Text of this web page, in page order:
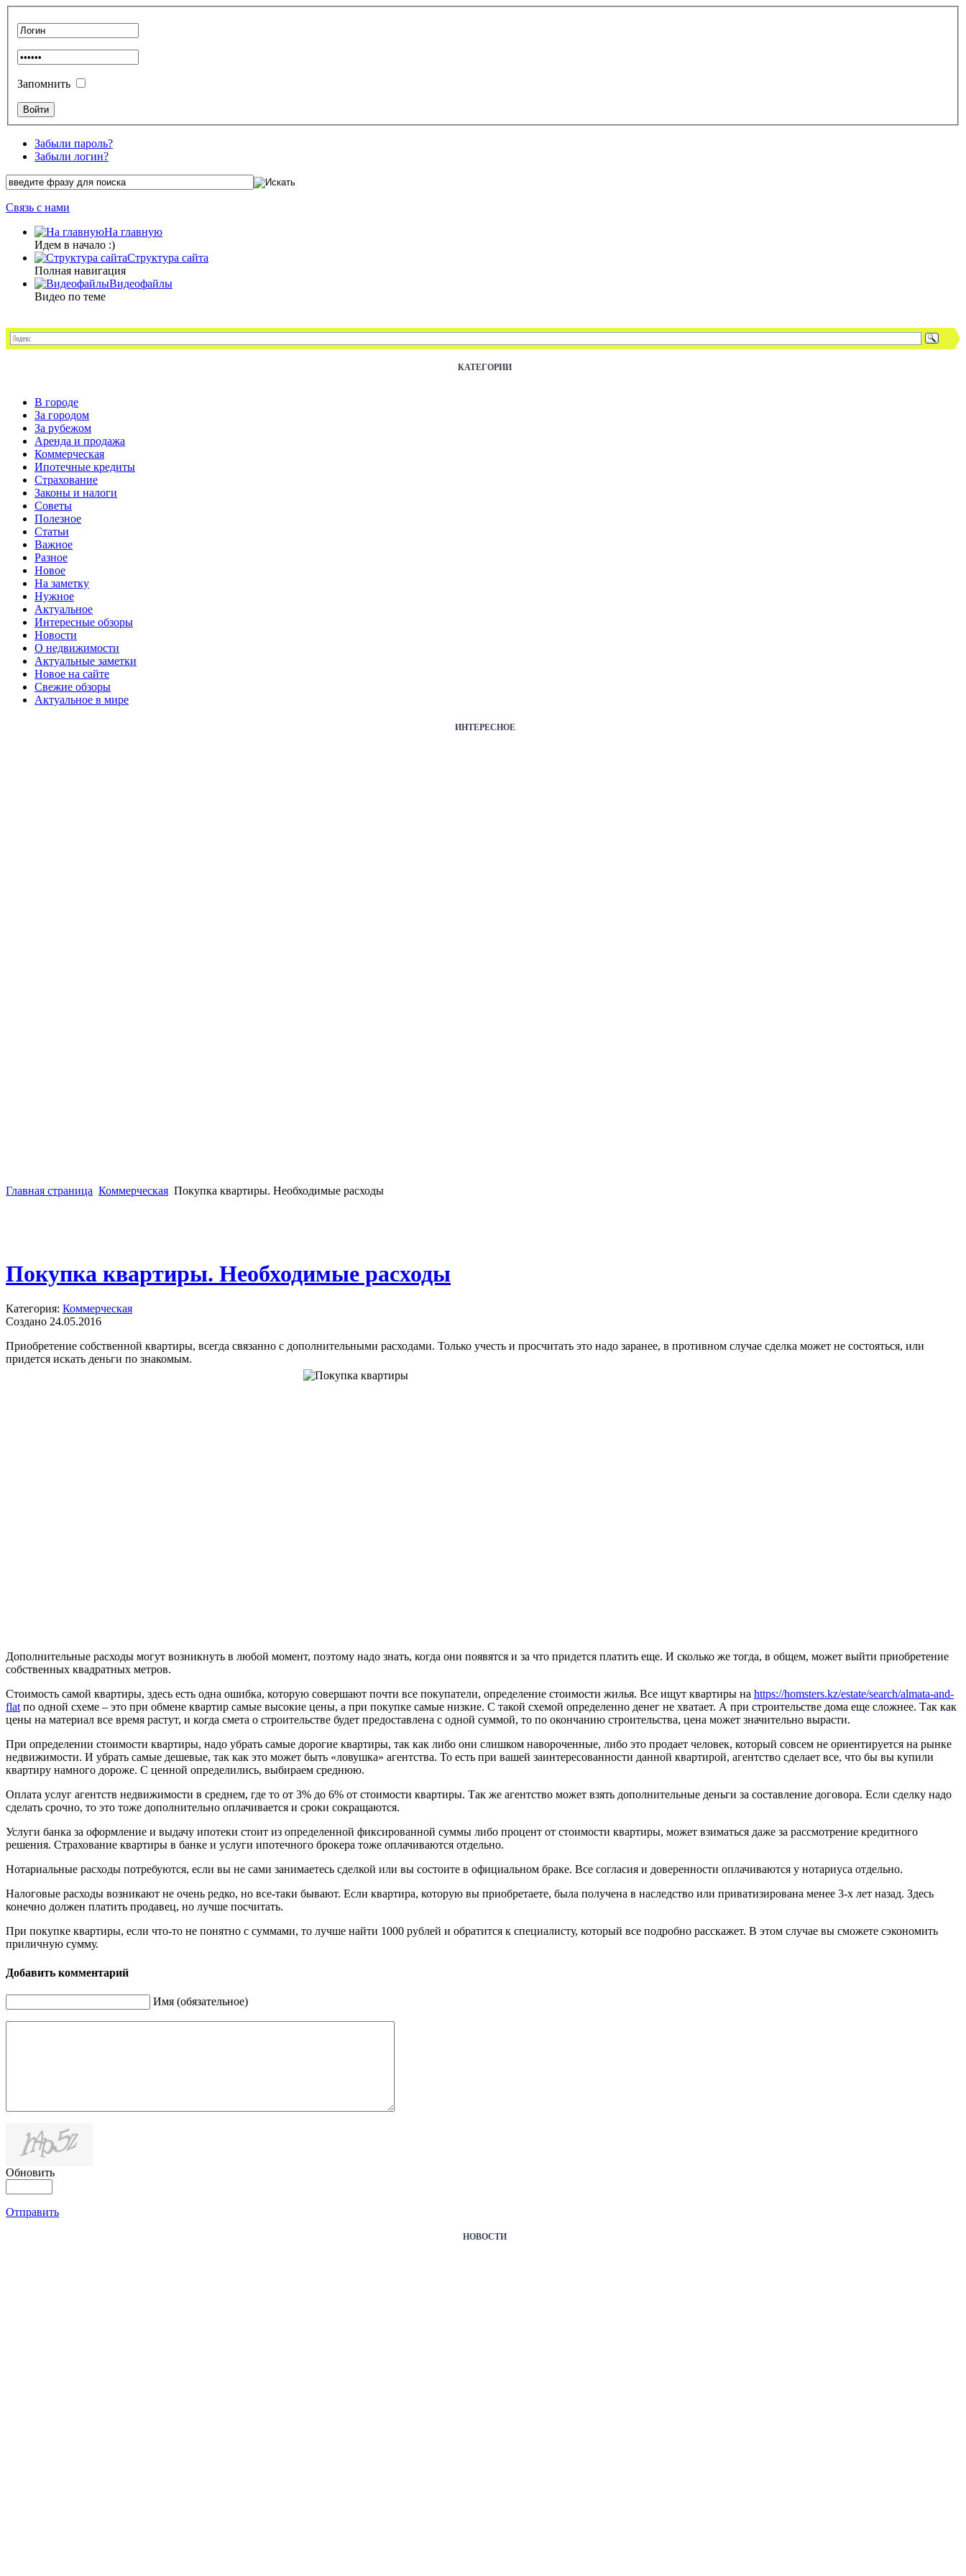
Запомнить
Забыли пароль?
Забыли логин?
Связь с нами
На главную
Идем в начало :)
Структура сайта
Полная навигация
Видеофайлы
Видео по теме
КАТЕГОРИИ
В городе
За городом
За рубежом
Аренда и продажа
Коммерческая
Ипотечные кредиты
Страхование
Законы и налоги
Советы
Полезное
Статьи
Важное
Разное
Новое
На заметку
Нужное
Актуальное
Интересные обзоры
Новости
О недвижимости
Актуальные заметки
Новое на сайте
Свежие обзоры
Актуальное в мире
ИНТЕРЕСНОЕ
Главная страница Коммерческая Покупка квартиры. Необходимые расходы
Покупка квартиры. Необходимые расходы
Категория: Коммерческая
Создано 24.05.2016
Приобретение собственной квартиры, всегда связанно с дополнительными расходами. Только учесть и просчитать это надо заранее, в противном случае сделка может не состояться, или
придется искать деньги по знакомым.
Дополнительные расходы могут возникнуть в любой момент, поэтому надо знать, когда они появятся и за что придется платить еще. И сколько же тогда, в общем, может выйти приобретение
собственных квадратных метров.
Стоимость самой квартиры, здесь есть одна ошибка, которую совершают почти все покупатели, определение стоимости жилья. Все ищут квартиры на https://homsters.kz/estate/search/almata-and-
flatпо одной схеме – это при обмене квартир самые высокие цены, а при покупке самые низкие. С такой схемой определенно денег не хватает. А при строительстве дома еще сложнее. Так как
цены на материал все время растут, и когда смета о строительстве будет предоставлена с одной суммой, то по окончанию строительства, цена может значительно вырасти.
При определении стоимости квартиры, надо убрать самые дорогие квартиры, так как либо они слишком навороченные, либо это продает человек, который совсем не ориентируется на рынке
недвижимости. И убрать самые дешевые, так как это может быть «ловушка» агентства. То есть при вашей заинтересованности данной квартирой, агентство сделает все, что бы вы купили
квартиру намного дороже. С ценной определились, выбираем среднюю.
Оплата услуг агентств недвижимости в среднем, где то от 3% до 6% от стоимости квартиры. Так же агентство может взять дополнительные деньги за составление договора. Если сделку надо
сделать срочно, то это тоже дополнительно оплачивается и сроки сокращаются.
Услуги банка за оформление и выдачу ипотеки стоит из определенной фиксированной суммы либо процент от стоимости квартиры, может взиматься даже за рассмотрение кредитного
решения. Страхование квартиры в банке и услуги ипотечного брокера тоже оплачиваются отдельно.
Нотариальные расходы потребуются, если вы не сами занимаетесь сделкой или вы состоите в официальном браке. Все согласия и доверенности оплачиваются у нотариуса отдельно.
Налоговые расходы возникают не очень редко, но все-таки бывают. Если квартира, которую вы приобретаете, была получена в наследство или приватизирована менее 3-х лет назад. Здесь
конечно должен платить продавец, но лучше посчитать.
При покупке квартиры, если что-то не понятно с суммами, то лучше найти 1000 рублей и обратится к специалисту, который все подробно расскажет. В этом случае вы сможете сэкономить
приличную сумму.
Добавить комментарий
Имя (обязательное)
Обновить
Отправить
НОВОСТИ